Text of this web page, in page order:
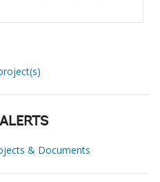
& Documents